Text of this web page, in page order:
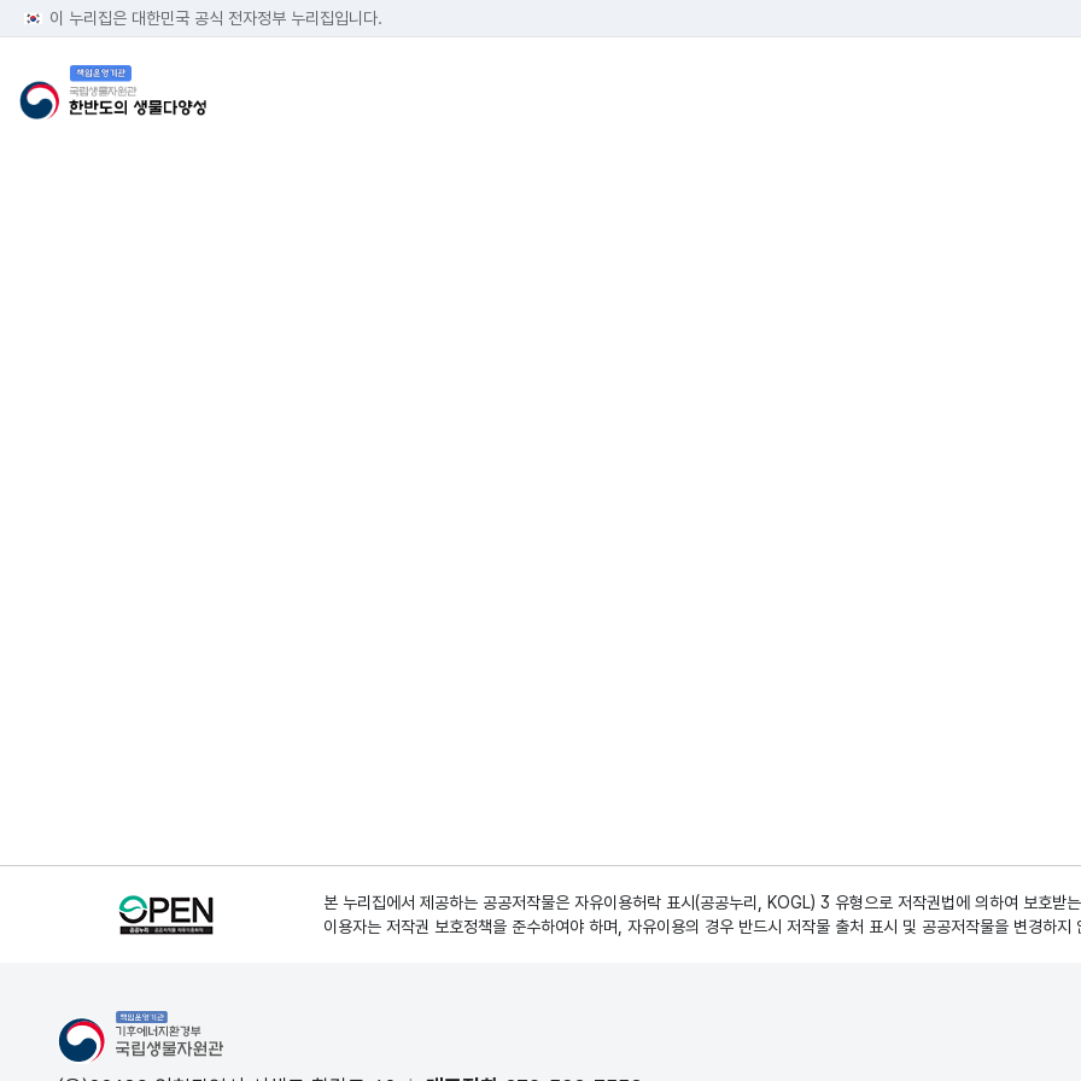
이 누리집은 대한민국 공식 전자정부 누리집입니다.
본 누리집에서 제공하는 공공저작물은 자유이용허락 표시(공공누리, KOGL) 3 유형으로 저작권법에 의하여 보호받
이용자는 저작권 보호정책을 준수하여야 하며, 자유이용의 경우 반드시 저작물 출처 표시 및 공공저작물을 변경하지